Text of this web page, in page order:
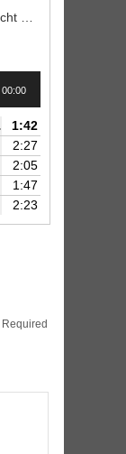
00:00
1:42
2:27
2:05
1:47
2:23
Required